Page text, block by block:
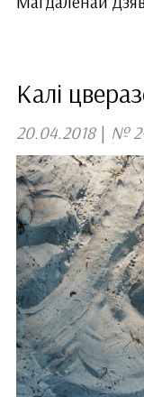
Калі
20.04.2018 | № 2-